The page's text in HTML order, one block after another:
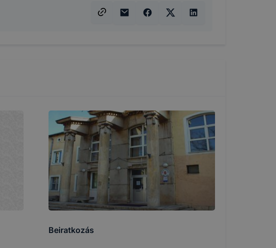
Beiratkozás
Adatkezelés
A munkamenet
lezárásáig tartó